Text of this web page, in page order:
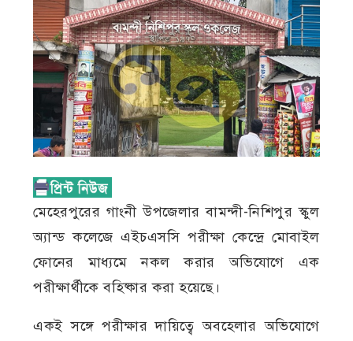
মেহেরপুরের গাংনী উপজেলার বামন্দী-নিশিপুর স্কুল
অ্যান্ড কলেজে এইচএসসি পরীক্ষা কেন্দ্রে মোবাইল
ফোনের মাধ্যমে নকল করার অভিযোগে এক
পরীক্ষার্থীকে বহিষ্কার করা হয়েছে।
একই সঙ্গে পরীক্ষার দায়িত্বে অবহেলার অভিযোগে